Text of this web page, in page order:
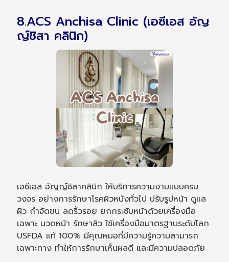
8.ACS Anchisa Clinic (เอซีเอส อัญ
ญ์ชิสา คลินิก)
เอซีเอส อัญญ์ชิสาคลินิก ให้บริการความงามแบบครบ
วงจร อย่างการรักษาโรคผิวหนังทั่วไป ปรับรูปหน้า ดูแล
ผิว กำจัดขน ลดริ้วรอย ยกกระชับหน้าด้วยเครื่องมือ
เฉพาะ นวดหน้า รักษาสิว ใช้เครื่องมือมาตรฐานระดับโลก
USFDA แท้ 100% มีคุณหมอที่มีความรู้ความสามารถ
เฉพาะทาง ทำให้การรักษาเห็นผลดี และมีความปลอดภัย